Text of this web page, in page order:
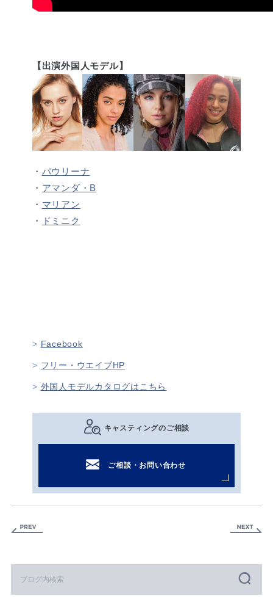
【出演外国人モデル】
・ パウリーナ
・ アマンダ・B
・ マリアン
・
ドミニク
Facebook
フリー・ウエイブHP
外国人モデルカタログはこちら
キャスティングのご相談
ご相談・お問い合わせ